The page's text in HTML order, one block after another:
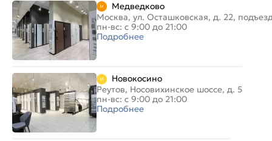
Медведково
Москва, ул. Осташковская, д. 22,
пн-вс: с 9:00 до 21:00
Подробнее
Новокосино
Реутов, Носовихинское шоссе, д. 5
пн-вс: с 9:00 до 21:00
Подробнее